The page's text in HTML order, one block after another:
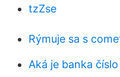
tzZse
Rýmuje sa s
Aká je banka